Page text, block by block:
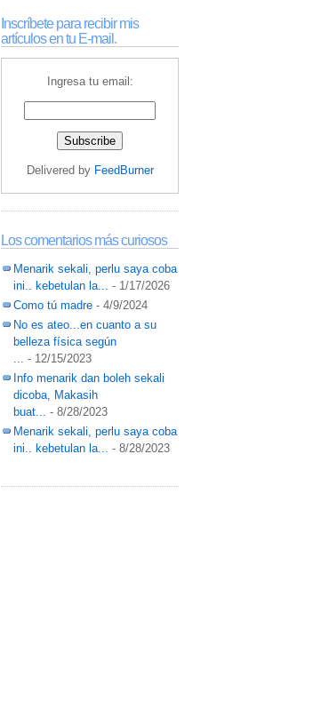
Inscríbete para recibir mis
artículos en tu E-mail.
Ingresa tu email:
Delivered by FeedBurner
Los comentarios más curiosos
Menarik sekali, perlu saya coba
ini.. kebetulan la... - 1/17/2026
Como tú madre - 4/9/2024
No es ateo...en cuanto a su
belleza física según
... - 12/15/2023
Info menarik dan boleh sekali
dicoba, Makasih
buat... - 8/28/2023
Menarik sekali, perlu saya coba
ini.. kebetulan la... - 8/28/2023